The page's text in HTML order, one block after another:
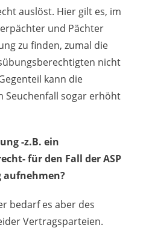
auslöst. Hier gilt es, im
und Pächter
zu finden, zumal die
nicht
kann die
Seuchenfall sogar erhöht
-z.B. ein
für den Fall der ASP
aufnehmen?
bedarf es aber des
Vertragsparteien.